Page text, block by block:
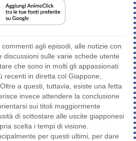
agli episodi, alle notizie con
discussioni sulle varie schede utente
che sono in molti gli appassionati
recenti in diretta col Giappone,
a questi, tuttavia, esiste una fetta
invece attendere la conclusione
sui titoli maggiormente
di sottostare alle uscite giapponesi
scelta i tempi di visione.
per questi ultimi, per dare